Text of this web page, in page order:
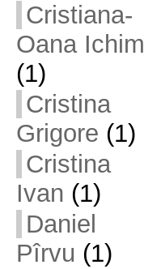
Cristiana-
Oana Ichim
(1)
Cristina
Grigore (1)
Cristina
Ivan (1)
Daniel
Pîrvu (1)